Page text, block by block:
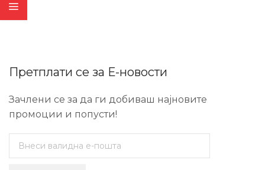
Претплати се за Е-новости
Зачлени се за да ги добиваш најновите
промоции и попусти!